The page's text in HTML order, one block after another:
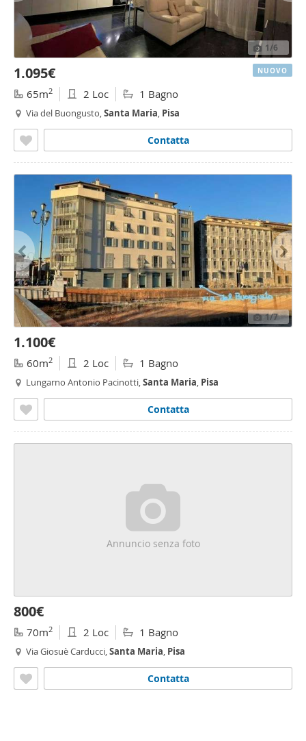
1/6
1.095€
65m2 2 Loc 1 Bagno
Via del Buongusto,Santa Maria, Pisa
Contatta
NUOVO
1/7
1.100€
60m2 2 Loc 1 Bagno
Lungarno Antonio Pacinotti,Santa Maria, Pisa
Contatta
Annuncio senza foto
800€
70m2 2 Loc 1 Bagno
Via Giosuè Carducci,Santa Maria, Pisa
Contatta